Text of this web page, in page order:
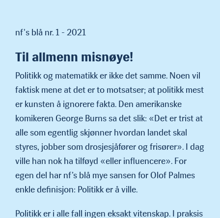
nf's blå nr. 1 - 2021
Til allmenn misnøye!
Politikk og matematikk er ikke det samme. Noen vil
faktisk mene at det er to motsatser; at politikk mest
er kunsten å ignorere fakta. Den amerikanske
komikeren George Burns sa det slik: «Det er trist at
alle som egentlig skjønner hvordan landet skal
styres, jobber som drosjesjåfører og frisører». I dag
ville han nok ha tilføyd «eller influencere». For
egen del har nf’s blå mye sansen for Olof Palmes
enkle definisjon: Politikk er å ville.
Politikk er i alle fall ingen eksakt vitenskap. I praksis